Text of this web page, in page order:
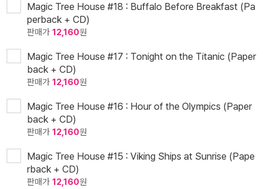
Magic Tree House #18 : Buffalo Before Breakfast (Pa
perback + CD)
판매가 12,160원
Magic Tree House #17 : Tonight on the Titanic (Paper
back + CD)
판매가 12,160원
Magic Tree House #16 : Hour of the Olympics (Paper
back + CD)
판매가 12,160원
Magic Tree House #15 : Viking Ships at Sunrise (Pape
rback + CD)
판매가 12,160원